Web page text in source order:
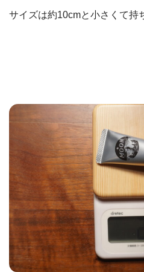
サイズは約10cmと小さくて持